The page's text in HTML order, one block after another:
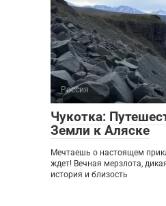
Россия
Чукотка:
Земли к Аляске
Мечтаешь о настоящем
ждет! Вечная мерзлота,
история и близость